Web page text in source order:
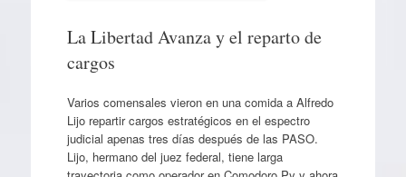
La Libertad Avanza y el reparto de
cargos
Varios comensales vieron en una comida a Alfredo
Lijo repartir cargos estratégicos en el espectro
judicial apenas tres días después de las PASO.
Lijo, hermano del juez federal, tiene larga